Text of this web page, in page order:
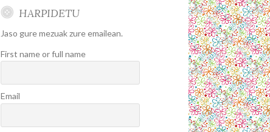
HARPIDETU
Jaso gure mezuak zure emailean.
First name or full name
Email